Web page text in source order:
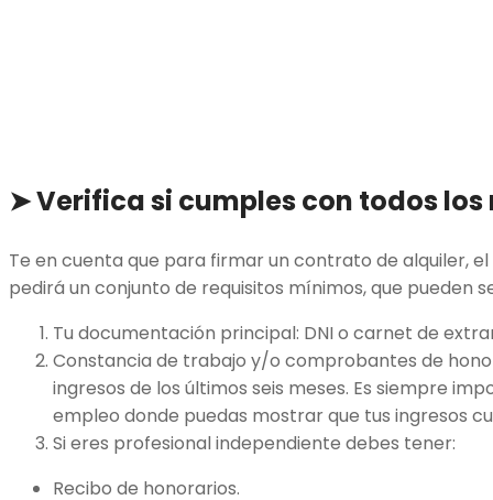
➤Verifica si cumples con todos
Te en cuenta que para firmar un contrato de alquiler,
pedirá un conjunto de requisitos mínimos, que pueden
Tu documentación principal: DNI o carnet de
Constancia de trabajo y/o comprobantes de
ingresos de los últimos seis meses. Es siempre
empleo donde puedas mostrar que tus ingresos
Si eres profesional independiente debes tener:
Recibo de honorarios.